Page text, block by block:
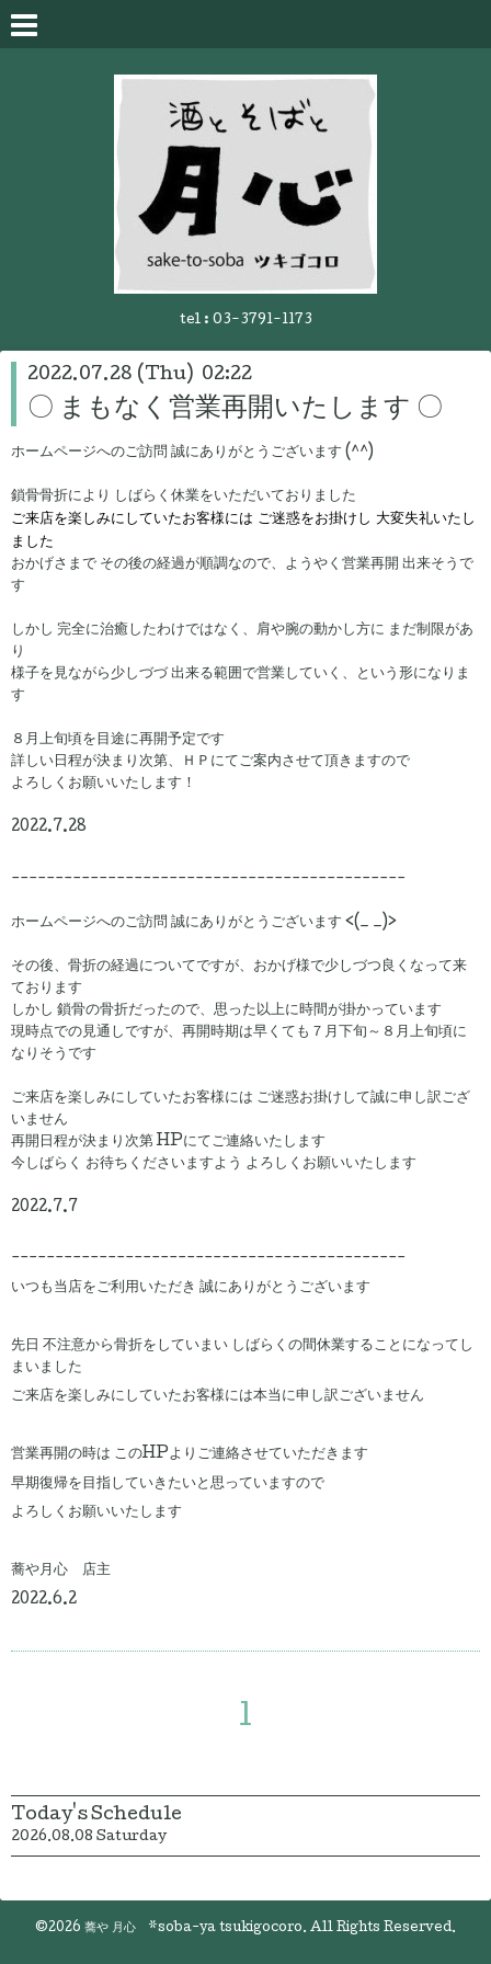
tel : 03-3791-1173
2022.07.28 (Thu) 02:22
〇 まもなく営業再開いたします 〇
ホームページへのご訪問 誠にありがとうございます (^^)
鎖骨骨折により しばらく休業をいただいておりました
ご来店を楽しみにしていたお客様には ご迷惑をお掛けし 大変失礼いたし
ました
おかげさまで その後の経過が順調なので、ようやく営業再開 出来そうで
す
しかし 完全に治癒したわけではなく、肩や腕の動かし方に まだ制限があ
り
様子を見ながら少しづづ 出来る範囲で営業していく、という形になりま
す
８月上旬頃を目途に再開予定です
詳しい日程が決まり次第、ＨＰにてご案内させて頂きますので
よろしくお願いいたします！
2022.7.28
---------------------------------------------
ホームページへのご訪問 誠にありがとうございます <(_ _)>
その後、骨折の経過についてですが、おかげ様で少しづつ良くなって来
ております
しかし 鎖骨の骨折だったので、思った以上に時間が掛かっています
現時点での見通しですが、再開時期は早くても７月下旬～８月上旬頃に
なりそうです
ご来店を楽しみにしていたお客様には ご迷惑お掛けして誠に申し訳ござ
いません
再開日程が決まり次第 HPにてご連絡いたします
今しばらく お待ちくださいますよう よろしくお願いいたします
2022.7.7
---------------------------------------------
いつも当店をご利用いただき 誠にありがとうございます
先日 不注意から骨折をしていまい しばらくの間休業することになってし
まいました
ご来店を楽しみにしていたお客様には本当に申し訳ございません
営業再開の時は このHPよりご連絡させていただきます
早期復帰を目指していきたいと思っていますので
よろしくお願いいたします
蕎や月心 店主
2022.6.2
1
Today's Schedule
2026.08.08 Saturday
©2026 蕎や 月心 *soba-ya tsukigocoro. All Rights Reserved.